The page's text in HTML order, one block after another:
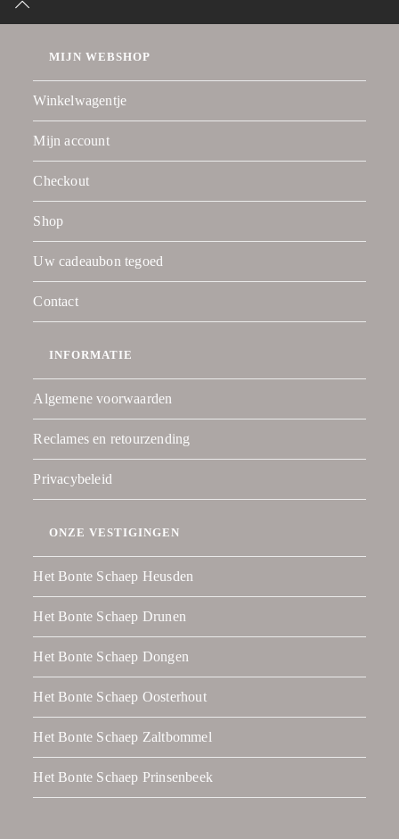
MIJN WEBSHOP
Winkelwagentje
Mijn account
Checkout
Shop
Uw cadeaubon tegoed
Contact
INFORMATIE
Algemene voorwaarden
Reclames en retourzending
Privacybeleid
ONZE VESTIGINGEN
Het Bonte Schaep Heusden
Het Bonte Schaep Drunen
Het Bonte Schaep Dongen
Het Bonte Schaep Oosterhout
Het Bonte Schaep Zaltbommel
Het Bonte Schaep Prinsenbeek